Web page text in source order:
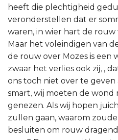
heeft die plechtigheid
veronderstellen dat er
waren, in wier hart de
Maar het voleindigen van
de rouw over Mozes is een
zwaar het verlies ook zij, ,
ons toch niet over te
smart, wij moeten de
genezen. Als wij hopen
zullen gaan, waarom
besluiten om rouw